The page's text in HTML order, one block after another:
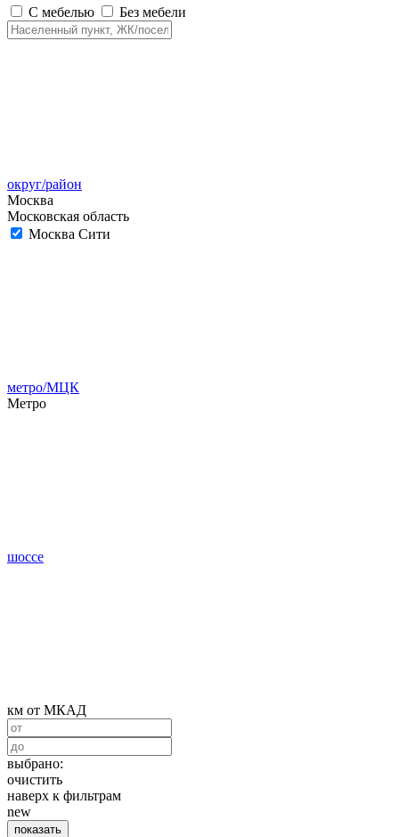
С мебелью Без мебели
округ/район
Москва
Московская область
Москва Сити
метро/МЦК
Метро
шоссе
км от МКАД
выбрано:
очистить
наверх к фильтрам
new
показать